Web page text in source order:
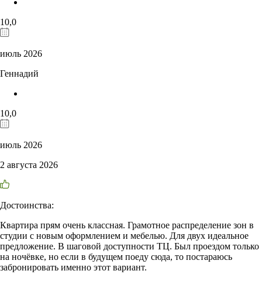
10,0
июль 2026
Геннадий
10,0
июль 2026
2 августа 2026
Достоинства:
Квартира прям очень классная. Грамотное распределение зон в
студии с новым оформлением и мебелью. Для двух идеальное
предложение. В шаговой доступности ТЦ. Был проездом только
на ночëвке, но если в будущем поеду сюда, то постараюсь
забронировать именно этот вариант.